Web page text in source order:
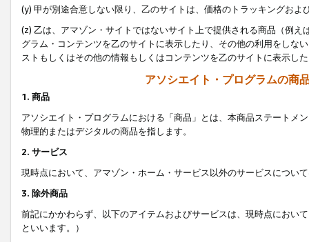
(y) 甲が別途合意しない限り、乙のサイトは、価格のトラッキングお
(z) 乙は、アマゾン・サイトではないサイト上で提供される商品（例
グラム・コンテンツを乙のサイトに表示したり、その他の利用をしな
ストもしくはその他の情報もしくはコンテンツを乙のサイトに表示し
アソシエイト・プログラムの商
1. 商品
アソシエイト・プログラムにおける「商品」とは、本商品ステートメ
物理的またはデジタルの商品を指します。
2. サービス
現時点において、アマゾン・ホーム・サービス以外のサービスについ
3. 除外商品
前記にかかわらず、以下のアイテムおよびサービスは、現時点におい
といいます。）